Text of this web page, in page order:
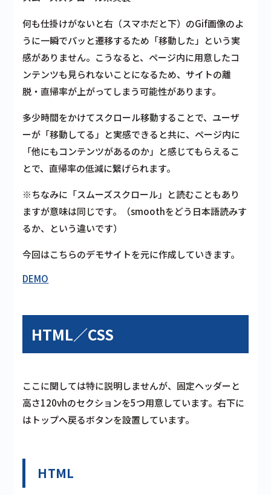
何も仕掛けがないと右（スマホだと下）のGif画像のよ
うに一瞬でパッと遷移するため「移動した」という実
感がありません。こうなると、ページ内に用意したコ
ンテンツも見られないことになるため、サイトの離
脱・直帰率が上がってしまう可能性があります。
多少時間をかけてスクロール移動することで、 ユーザ
ーが「移動してる」と実感できる と共に、 ページ内に
「他にもコンテンツがあるのか」と感じてもらえるこ
とで、 直帰率の低減に繋げられます。
※ちなみに「スムーズスクロール」と読むこともあり
ますが意味は同じです。（smoothをどう日本語読みす
るか、という違いです）
今回はこちらのデモサイトを元に作成していきます。
DEMO
HTML／CSS
ここに関しては特に説明しませんが、固定ヘッダーと
高さ120vhのセクションを5つ用意しています。右下に
はトップへ戻るボタンを設置しています。
HTML